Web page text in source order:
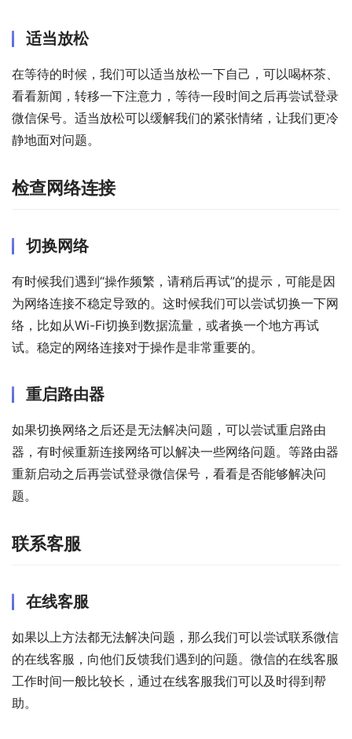
适当放松
在等待的时候，我们可以适当放松一下自己，可以喝杯茶、
看看新闻，转移一下注意力，等待一段时间之后再尝试登录
微信保号。适当放松可以缓解我们的紧张情绪，让我们更冷
静地面对问题。
检查网络连接
切换网络
有时候我们遇到“操作频繁，请稍后再试”的提示，可能是因
为网络连接不稳定导致的。这时候我们可以尝试切换一下网
络，比如从Wi-Fi切换到数据流量，或者换一个地方再试
试。稳定的网络连接对于操作是非常重要的。
重启路由器
如果切换网络之后还是无法解决问题，可以尝试重启路由
器，有时候重新连接网络可以解决一些网络问题。等路由器
重新启动之后再尝试登录微信保号，看看是否能够解决问
题。
联系客服
在线客服
如果以上方法都无法解决问题，那么我们可以尝试联系微信
的在线客服，向他们反馈我们遇到的问题。微信的在线客服
工作时间一般比较长，通过在线客服我们可以及时得到帮
助。